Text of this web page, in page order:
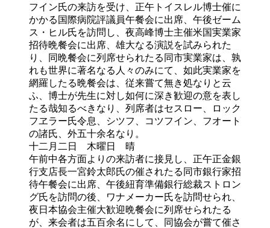
フイン氏の来訪を受け、正午トイスレル博士催に
かかる国際病院評議員午餐会に出席、午後ゼーム
ス・ヒル氏を訪問し、夜高峰博士主催米国実業家
招待晩餐会に出席、雄大なる演説を試みられた
り、同晩餐会に列席せられたる同市実業家は、孰
れも世界に著名なる人々のみにて、如此実業家を
網羅したる晩餐会は、従来嘗て無き処なりと云
ふ、博士が先生に対し如何に深き歓迎の意を表し
たる哉知るべきなり、列席者はセスロー、ロック
フヱラー氏令息、シツフ、コツフイン、フオート
の諸氏、外五十余名なり。
十二月二日 木曜日 晴
午前中各方面よりの来訪者に接見し、正午正金銀
行支店長一宮鈴太郎氏の催されたる同市銀行家招
待午餐会に出席、午後紐育準備銀行総裁ストロン
グ氏を訪問の後、ワナメーカー氏を訪問せられ、
夜日本協会主催大歓迎晩餐会に列席せられたる
が、来会者は五百余名にして、同協会が嘗て催さ